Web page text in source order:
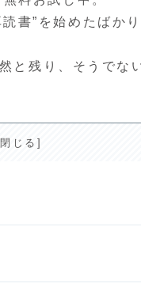
書”を始めたばか
と残り、そうでな